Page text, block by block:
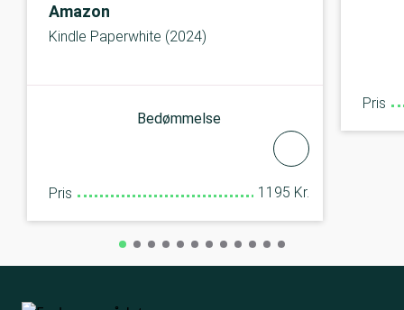
Amazon
Kindle Paperwhite (2024)
Bedømmelse
Pris 1195 Kr.
Pris